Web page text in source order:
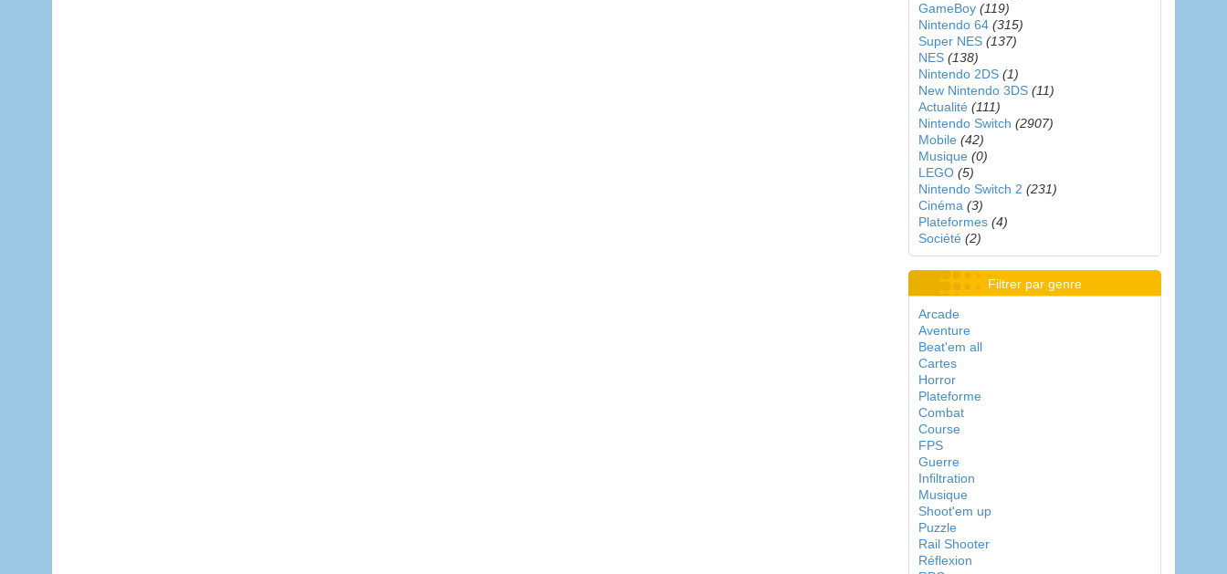
GameBoy (119)
Nintendo 64 (315)
Super NES (137)
NES (138)
Nintendo 2DS (1)
New Nintendo 3DS (11)
Actualité (111)
Nintendo Switch (2907)
Mobile (42)
Musique (0)
LEGO (5)
Nintendo Switch 2 (231)
Cinéma (3)
Plateformes (4)
Société (2)
Filtrer par genre
Arcade
Aventure
Beat'em all
Cartes
Horror
Plateforme
Combat
Course
FPS
Guerre
Infiltration
Musique
Shoot'em up
Puzzle
Rail Shooter
Réflexion